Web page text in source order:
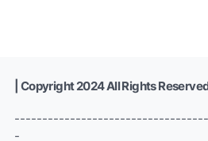
| Copyright 2024 All Rights
-